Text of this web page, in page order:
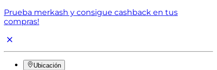
Prueba merkash y consigue cashback en tus
compras!
Ubicación